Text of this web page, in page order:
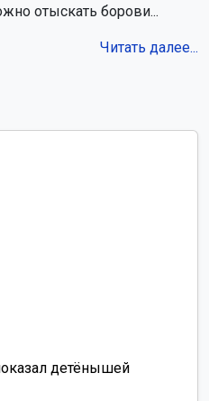
отыскать борови...
Читать далее...
детёнышей